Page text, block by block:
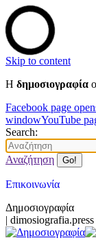
Skip to content
Η δημοσιογραφία
Facebook page
windowYouTube
Search:
Αναζήτηση
Επικοινωνία
Δημοσιογραφία
| dimosiografia.press